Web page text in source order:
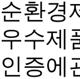
순환경
우수제
인증에